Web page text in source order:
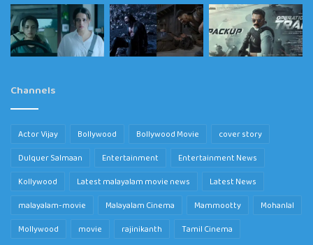
Channels
Actor Vijay Bollywood Bollywood Movie
cover story
Dulquer Salmaan
Entertainment
Entertainment News
Kollywood
Latest malayalam movie news
Latest News
malayalam-movie
Malayalam Cinema Mammootty
Mohanlal
Mollywood
movie rajinikanth Tamil Cinema